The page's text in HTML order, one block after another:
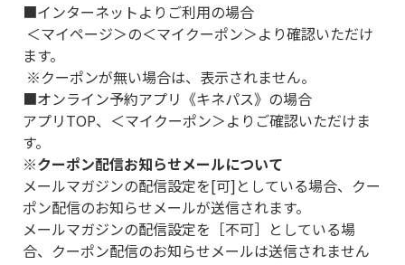
■インターネットよりご利用の場合
＜マイページ＞の＜マイクーポン＞より確認いただけ
ます。
※クーポンが無い場合は、表示されません。
■オンライン予約アプリ《キネパス》の場合
アプリTOP、＜マイクーポン＞よりご確認いただけま
す。
※クーポン配信お知らせメールについて
メールマガジンの配信設定を[可]としている場合、クー
ポン配信のお知らせメールが送信されます。
メールマガジンの配信設定を［不可］としている場
合、クーポン配信のお知らせメールは送信されません